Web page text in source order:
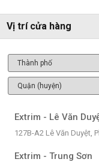
Vị trí cửa hàng
Extrim - Lê Văn
127B-A2 Lê Văn Duyệt,
Extrim - Trung Sơn